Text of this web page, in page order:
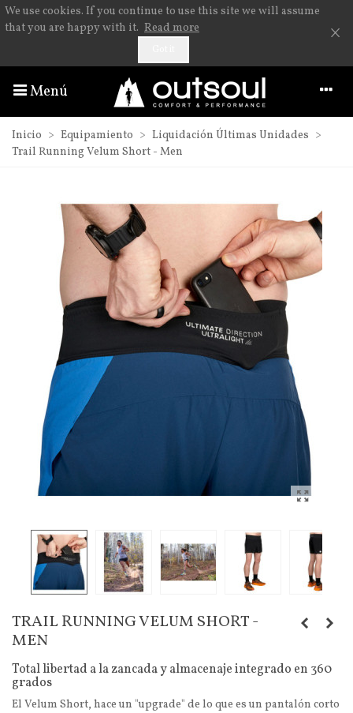
We use cookies. If you continue to use this site we will assume
that you are happy with it. Read more ×
Menú
Inicio > Equipamiento > Liquidación Últimas Unidades >
Trail Running Velum Short - Men
TRAIL RUNNING VELUM SHORT -
MEN
Total libertad a la zancada y almacenaje integrado en 360
grados
El Velum Short, hace un "upgrade" de lo que es un pantalón corto